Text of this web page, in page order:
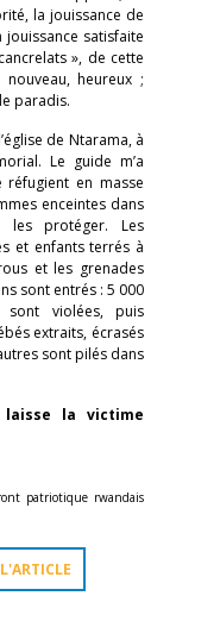
la jouissance de
satisfaite
», de cette
heureux ;
paradis.
de Ntarama, à
Le guide m’a
en masse
enceintes dans
les protéger. Les
et enfants terrés à
et les grenades
sont entrés : 5 000
sont violées, puis
extraits, écrasés
sont pilés dans
la victime
patriotique rwandais
L'ARTICLE